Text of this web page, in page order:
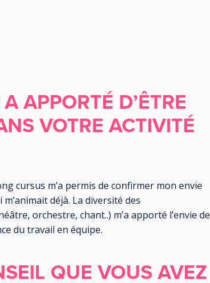
APPORTÉ D’ÊTRE
VOTRE ACTIVITÉ
cursus m’a permis de confirmer mon envie
déjà. La diversité des
orchestre, chant..) m’a apporté l’envie de
du travail en équipe.
QUE VOUS AVEZ